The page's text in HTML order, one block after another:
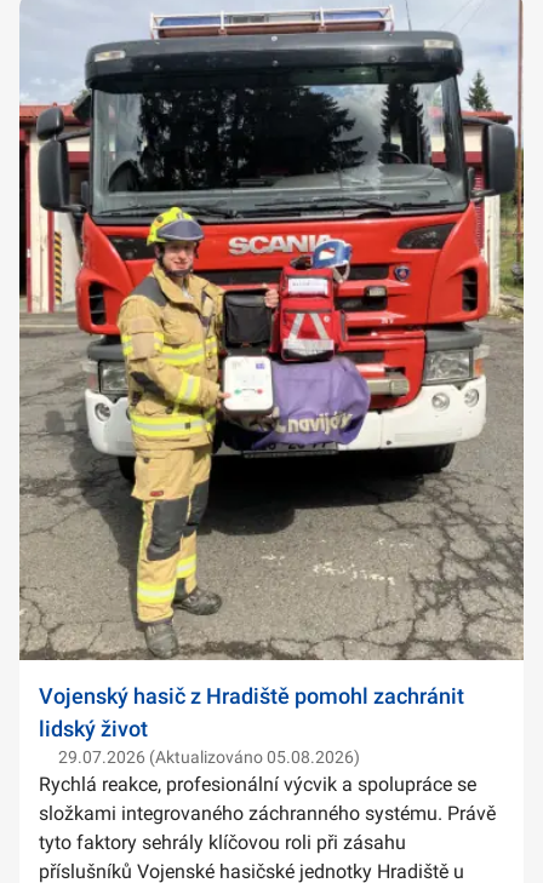
Vojenský hasič z Hradiště pomohl zachránit
lidský život
29.07.2026 (Aktualizováno 05.08.2026)
Rychlá reakce, profesionální výcvik a spolupráce se
složkami integrovaného záchranného systému. Právě
tyto faktory sehrály klíčovou roli při zásahu
příslušníků Vojenské hasičské jednotky Hradiště u